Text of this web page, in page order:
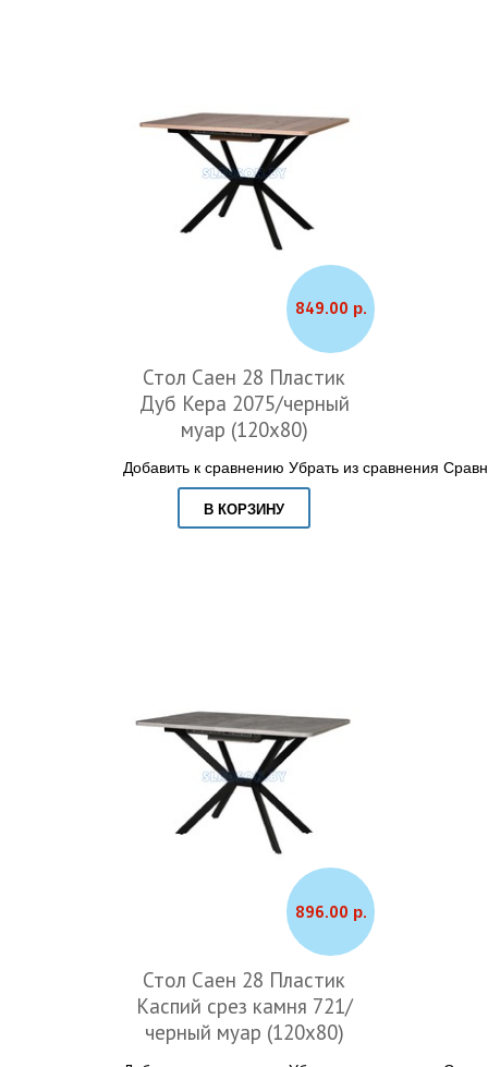
849.00 р.
Стол Саен 28 Пластик
Дуб Кера 2075/черный
муар (120x80)
Добавить к сравнению Убрать из сравнения
В КОРЗИНУ
896.00 р.
Стол Саен 28 Пластик
Каспий срез камня 721/
черный муар (120х80)